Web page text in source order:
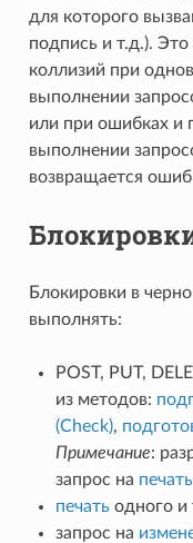
для которого
подпись и т.д.).
коллизий при
выполнении
или при ошибках и
выполнении
возвращается
Блокировки в
выполнять:
POST, PUT,
из методов:
(Check),
Примечание:
запрос на печать
печатьодного и
запрос на